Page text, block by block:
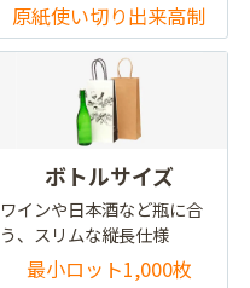
原紙使い切り出来高制
ボトルサイズ
ワインや日本酒など瓶に合
う、スリムな縦長仕様
最小ロット1,000枚